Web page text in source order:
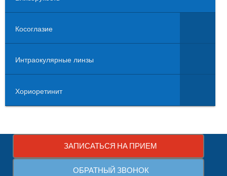
Косоглазие
Интраокулярные линзы
Хориоретинит
ЗАПИСАТЬСЯ НА ПРИЕМ
ОБРАТНЫЙ ЗВОНОК